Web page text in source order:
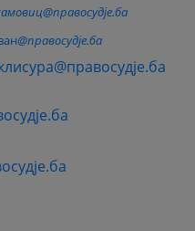
@правосудје.ба